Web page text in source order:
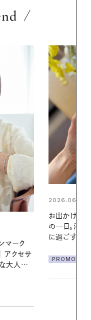
げん」
2026.06.01
暑い夏のナイ
える夜の爽